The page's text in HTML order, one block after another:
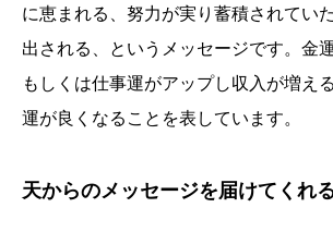
に恵まれる、努力が実り蓄積されてい
出される、というメッセージです。金
もしくは仕事運がアップし収入が増え
運が良くなることを表しています。
天からのメッセージを届けてくれ